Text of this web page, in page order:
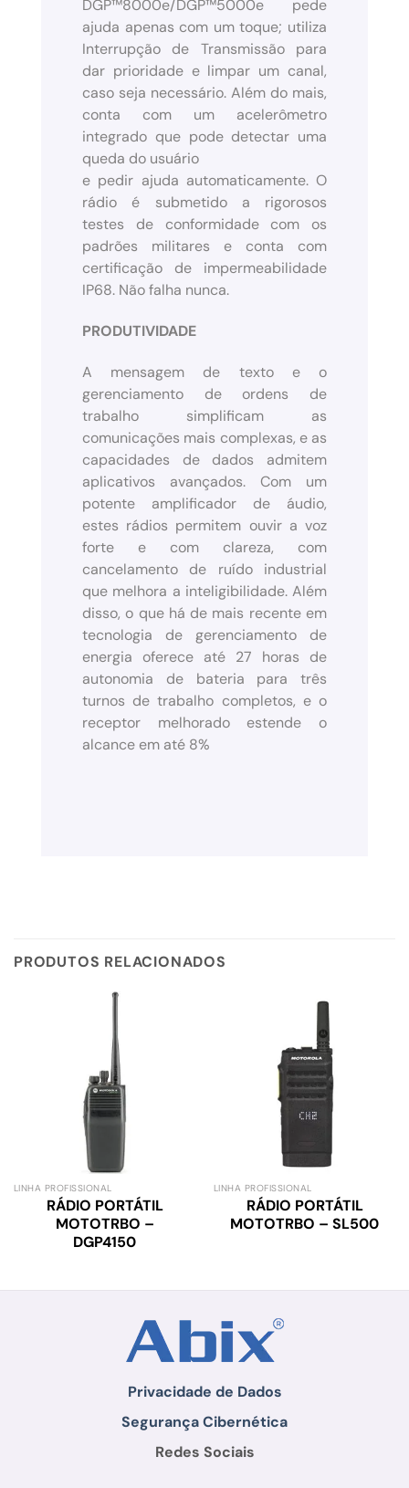
DGP™8000e/DGP™5000e pede
ajuda apenas com um toque; utiliza
Interrupção de Transmissão para
dar prioridade e limpar um canal,
caso seja necessário. Além do mais,
conta com um acelerômetro
integrado que pode detectar uma
queda do usuário
e pedir ajuda automaticamente. O
rádio é submetido a rigorosos
testes de conformidade com os
padrões militares e conta com
certificação de impermeabilidade
IP68. Não falha nunca.
PRODUTIVIDADE
A mensagem de texto e o
gerenciamento de ordens de
trabalho simplificam as
comunicações mais complexas, e as
capacidades de dados admitem
aplicativos avançados. Com um
potente amplificador de áudio,
estes rádios permitem ouvir a voz
forte e com clareza, com
cancelamento de ruído industrial
que melhora a inteligibilidade. Além
disso, o que há de mais recente em
tecnologia de gerenciamento de
energia oferece até 27 horas de
autonomia de bateria para três
turnos de trabalho completos, e o
receptor melhorado estende o
alcance em até 8%
PRODUTOS RELACIONADOS
LINHA PROFISSIONAL
RÁDIO PORTÁTIL
MOTOTRBO –
DGP4150
LINHA PROFISSIONAL
RÁDIO PORTÁTIL
MOTOTRBO – SL500
Privacidade de Dados
Segurança Cibernética
Redes Sociais